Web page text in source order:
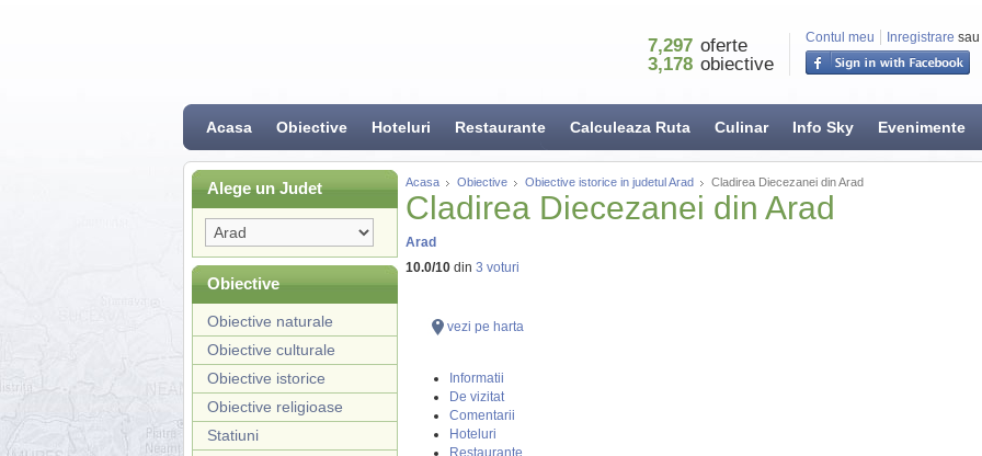
Contul meu Inregistrare sau
7,297 oferte
3,178 obiective
Acasa Obiective Hoteluri Restaurante Calculeaza Ruta Culinar Info Sky Evenimente
Alege un Judet
Obiective
Obiective naturale
Obiective culturale
Obiective istorice
Obiective religioase
Statiuni
Acasa Obiective Obiective istorice in judetul Arad Cladirea Diecezanei din Arad
Cladirea Diecezanei din Arad
Arad
10.0/10din 3 voturi
vezi pe harta
Informatii
De vizitat
Comentarii
Hoteluri
Restaurante